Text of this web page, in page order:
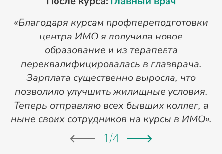
«Благодаря курсам профпереподготовки
центра ИМО я получила новое
образование и из терапевта
переквалифицировалась в главврача.
Зарплата существенно выросла, что
позволило улучшить жилищные условия.
Теперь отправляю всех бывших коллег, а
ныне своих сотрудников на курсы в ИМО».
1/4